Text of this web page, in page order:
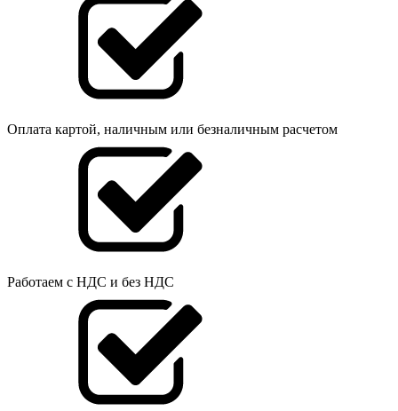
Оплата картой, наличным или безналичным расчетом
Работаем с НДС и без НДС